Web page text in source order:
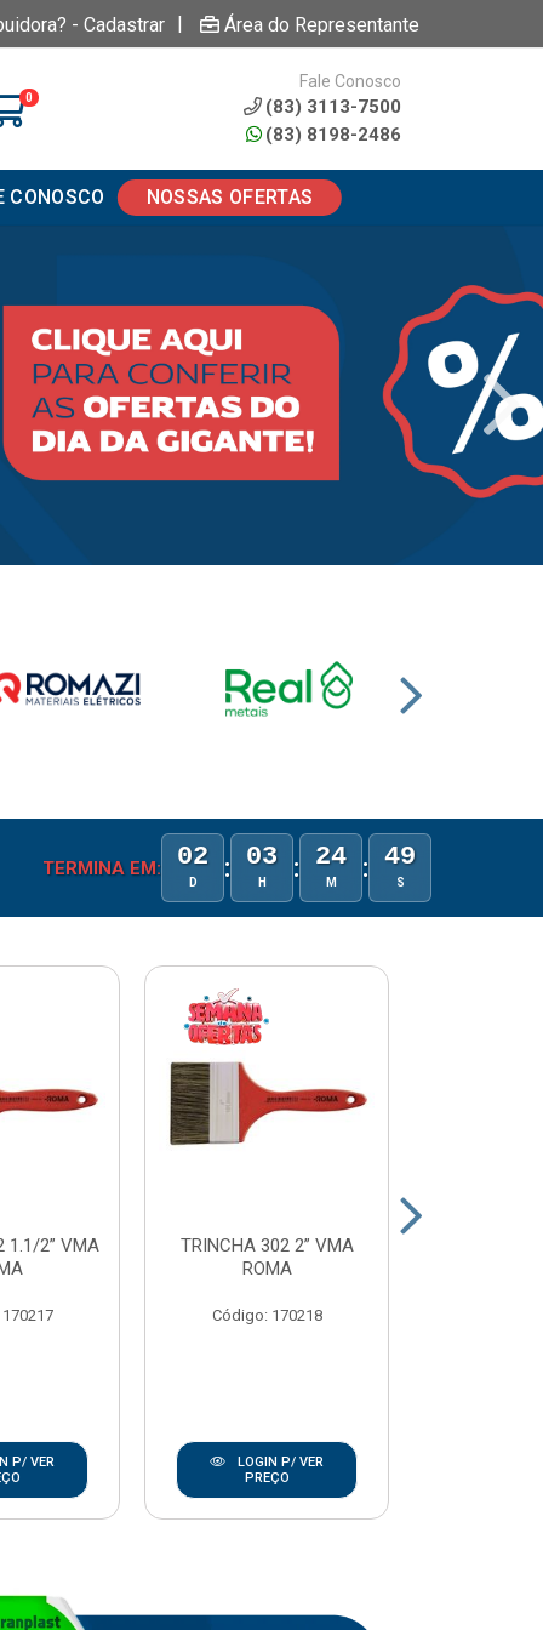
- Cadastrar | Área do Representante
0
Fale Conosco
(83) 3113-7500
(83) 8198-2486
CONOSCO NOSSAS OFERTAS
TERMINA EM: 02
D : 03
H : 24
M : 48
S
1.1/2” VMA
P/ VER
TRINCHA 302 2” VMA
ROMA
Código: 170218
LOGIN P/ VER
PREÇO